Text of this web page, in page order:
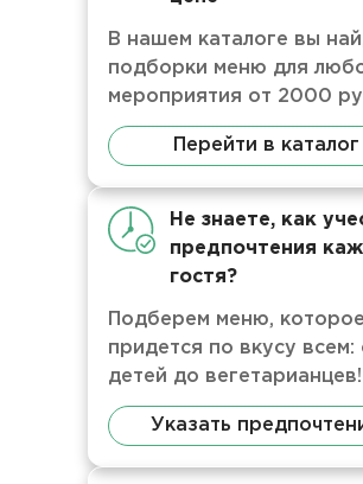
В нашем каталоге вы
подборки меню для
мероприятия от 2000
Перейти в каталог
Не знаете, как
предпочтения
гостя?
Подберем меню, которое
придется по вкусу всем:
детей до вегетарианцев!
Указать